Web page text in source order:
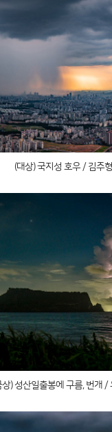
(대상) 국지성 호우 / 김주
상) 성산일출봉에 구름, 번개 /